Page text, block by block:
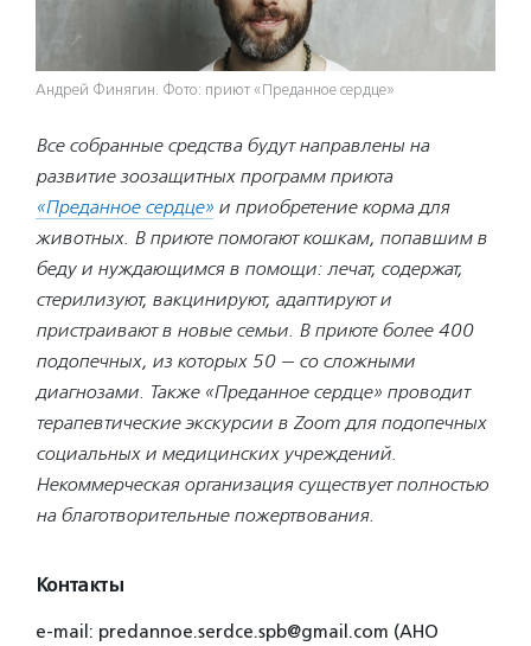
Андрей Финягин. Фото: приют «Преданное сердце»
Все собранные средства будут направлены на
развитие зоозащитных программ приюта
«Преданное сердце» и приобретение корма для
животных. В приюте помогают кошкам, попавшим в
беду и нуждающимся в помощи: лечат, содержат,
стерилизуют, вакцинируют, адаптируют и
пристраивают в новые семьи. В приюте более 400
подопечных, из которых 50 — со сложными
диагнозами. Также «Преданное сердце» проводит
терапевтические экскурсии в Zoom для подопечных
социальных и медицинских учреждений.
Некоммерческая организация существует полностью
на благотворительные пожертвования.
Контакты
e-mail: predannoe.serdce.spb@gmail.com (АНО